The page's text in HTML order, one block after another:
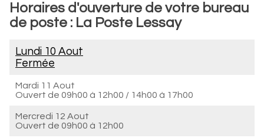
Horaires d'ouverture de votre bureau
de poste : La Poste Lessay
Lundi 10 Aout
Fermée
Mardi 11 Aout
Ouvert de 09h00 à 12h00 / 14h00 à 17h00
Mercredi 12 Aout
Ouvert de 09h00 à 12h00